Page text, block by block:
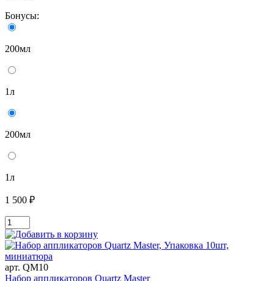
Бонусы:
200мл
1л
200мл
1л
1 500 ₽
арт. QM10
Набор аппликаторов Quartz Master